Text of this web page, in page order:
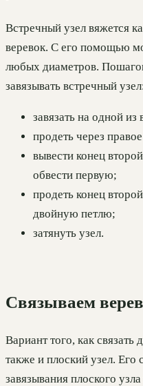
Встречный узел вяжется
веревок. С его помощью
любых диаметров.
завязывать встречный
завязать на одной из
продеть через
вывести конец
обвести первую;
продеть конец
двойную петлю;
затянуть узел.
Связываем
Вариант того, как связать
также и плоский узел.
завязывания плоского